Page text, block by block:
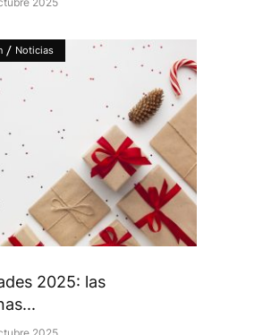
/ Noticias
2025: las